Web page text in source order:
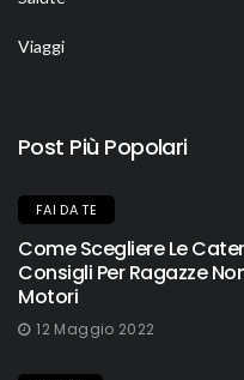
Viaggi
Post Più Popolari
FAI DA TE
Come Scegliere Le
Consigli Per Ragazze
Motori
12 Maggio 2022